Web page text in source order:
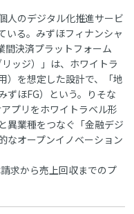
人のデジタル化推進サービ
いる。みずほフィナンシャ
間決済プラットフォーム
ッジ）」は、ホワイトラ
）を想定した設計で、「地
ずほFG）という。りそな
プリをホワイトラベル形
異業種をつなぐ「金融デジ
なオープンイノベーション
求から売上回収までのプ